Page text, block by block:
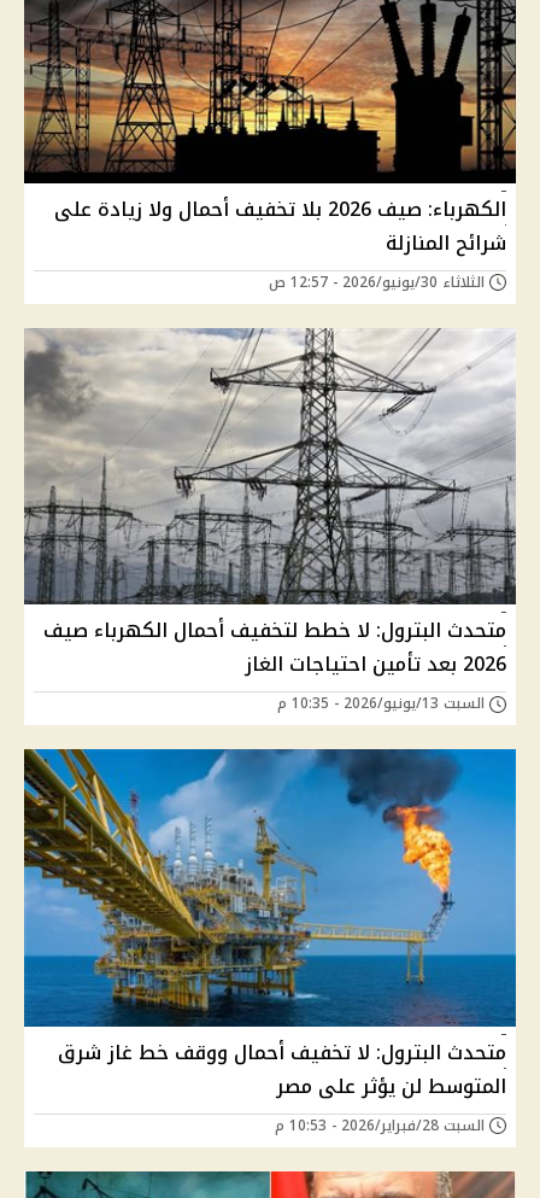
الكهرباء: صيف 2026 بلا تخفيف أحمال ولا زيادة على
شرائح المنازلة
الثلاثاء 30/يونيو/2026 - 12:57 ص
متحدث البترول: لا خطط لتخفيف أحمال الكهرباء صيف
2026 بعد تأمين احتياجات الغاز
السبت 13/يونيو/2026 - 10:35 م
متحدث البترول: لا تخفيف أحمال ووقف خط غاز شرق
المتوسط لن يؤثر على مصر
السبت 28/فبراير/2026 - 10:53 م